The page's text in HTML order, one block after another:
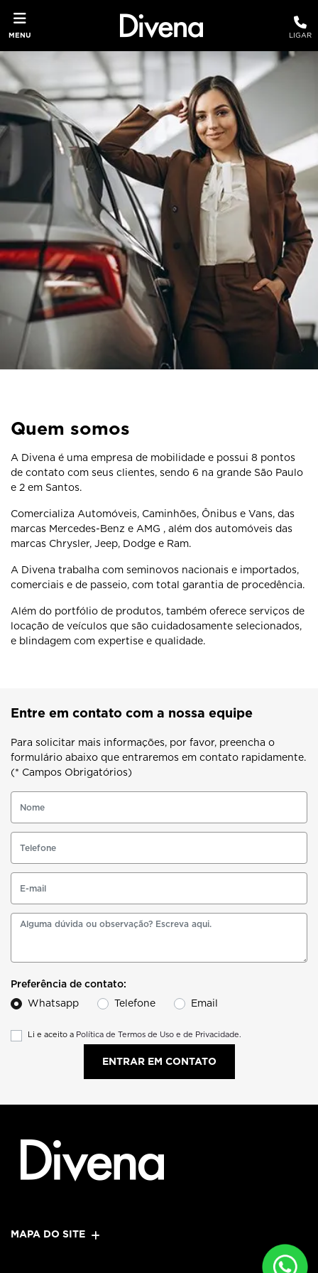
MENU LIGAR
Quem somos
A Divena é uma empresa de mobilidade e possui 8 pontos
de contato com seus clientes, sendo 6 na grande São Paulo
e 2 em Santos.
Comercializa Automóveis, Caminhões, Ônibus e Vans, das
marcas Mercedes-Benz e AMG , além dos automóveis das
marcas Chrysler, Jeep, Dodge e Ram.
A Divena trabalha com seminovos nacionais e importados,
comerciais e de passeio, com total garantia de procedência.
Além do portfólio de produtos, também oferece serviços de
locação de veículos que são cuidadosamente selecionados,
e blindagem com expertise e qualidade.
Entre em contato com a nossa equipe
Para solicitar mais informações, por favor, preencha o
formulário abaixo que entraremos em contato rapidamente.
(* Campos Obrigatórios)
Preferência de contato:
Whatsapp
Telefone Email
Li e aceito a Política de Termos de Uso e de Privacidade.
ENTRAR EM CONTATO
MAPA DO SITE